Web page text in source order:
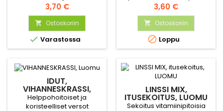
Sisältävät runsaasti
vitamiineja ja mineraaleja.
Idut voi jättää myös
valoisaan, jolloin ne
kasvavat versoiksi
Hinta
3,70 €
 Ostoskoriin
 Varastossa
hyvin voileivälle ja
salaatteihin. Primo
vitamino.
Hinta
3,60 €
 Ostoskoriin
 Loppu
IDUT,
VIHANNESKRASSI,
LUOMU
Helppohoitoiset ja
koristeelliset versot
LINSSI MIX,
ITUSEKOITUS, LUOMU
Sekoitus vitamiinipitoisia